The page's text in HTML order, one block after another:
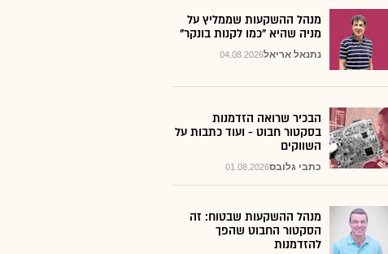
מנהל ההשקעות שממליץ על
מניה שהיא "כמו לקנות בונקר"
04.08.2026נתנאל אריאל
הבכיר שרואה הזדמנות
בסקטור חבוט - ועוד כתבות על
השווקים
01.08.2026כתבי גלובס
מנהל ההשקעות שבטוח: זה
הסקטור החבוט שהפך
להזדמנות